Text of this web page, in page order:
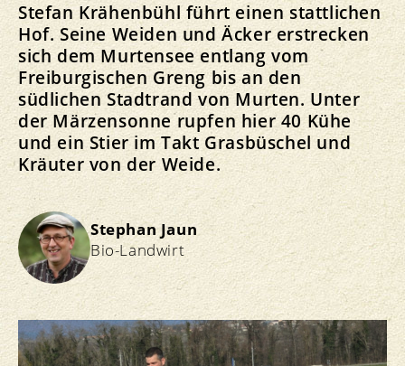
Stefan Krähenbühl führt einen stattlichen
Hof. Seine Weiden und Äcker erstrecken
sich dem Murtensee entlang vom
Freiburgischen Greng bis an den
südlichen Stadtrand von Murten. Unter
der Märzensonne rupfen hier 40 Kühe
und ein Stier im Takt Grasbüschel und
Kräuter von der Weide.
Stephan Jaun
Bio-Landwirt